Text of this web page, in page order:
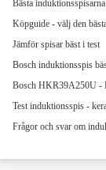
Bästa
Köpguide - välj den
Jämför spisar bäst i test
Bosch induktionsspis
Bosch HKR39A250U -
Test induktionsspis -
Frågor och svar om